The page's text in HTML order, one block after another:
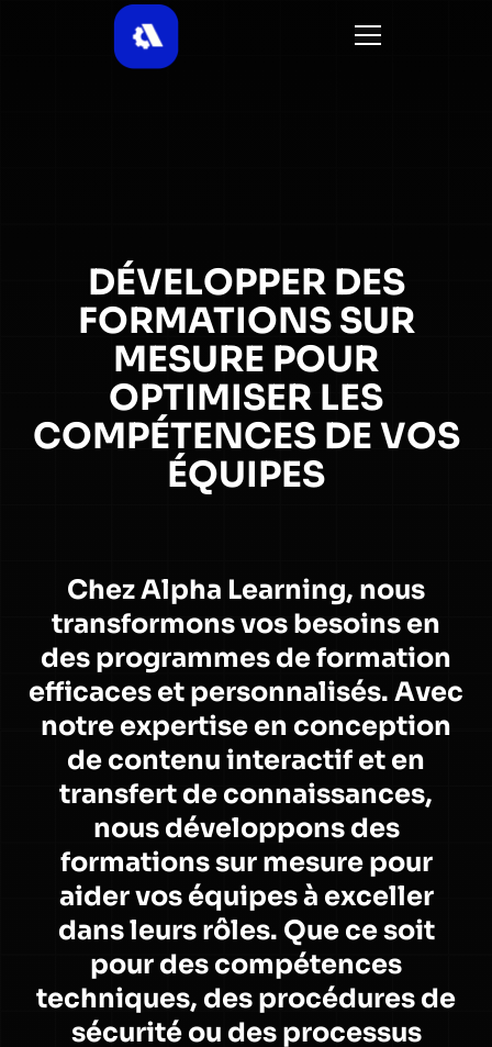
DÉVELOPPER DES
FORMATIONS SUR
MESURE POUR
OPTIMISER LES
COMPÉTENCES DE VOS
ÉQUIPES
Chez Alpha Learning, nous
transformons vos besoins en
des programmes de formation
efficaces et personnalisés. Avec
notre expertise en conception
de contenu interactif et en
transfert de connaissances,
nous développons des
formations sur mesure pour
aider vos équipes à exceller
dans leurs rôles. Que ce soit
pour des compétences
techniques, des procédures de
sécurité ou des processus